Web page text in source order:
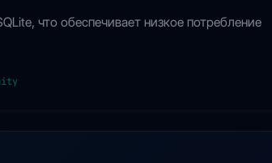
что обеспечивает низкое потребление